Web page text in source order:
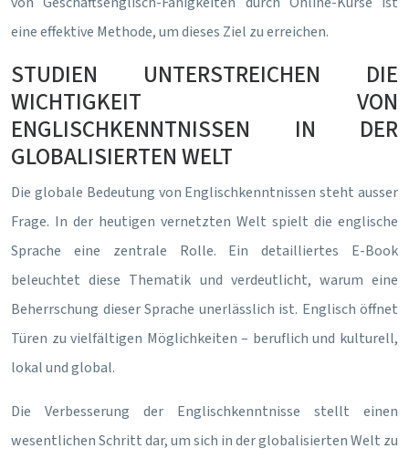
eine effektive Methode, um dieses Ziel zu erreichen.
STUDIEN UNTERSTREICHEN DIE
WICHTIGKEIT VON
ENGLISCHKENNTNISSEN IN DER
GLOBALISIERTEN WELT
Die globale Bedeutung von Englischkenntnissen steht ausser
Frage. In der heutigen vernetzten Welt spielt die englische
Sprache eine zentrale Rolle. Ein detailliertes E-Book
beleuchtet diese Thematik und verdeutlicht, warum eine
Beherrschung dieser Sprache unerlässlich ist. Englisch öffnet
Türen zu vielfältigen Möglichkeiten – beruflich und kulturell,
lokal und global.
Die Verbesserung der Englischkenntnisse stellt einen
wesentlichen Schritt dar, um sich in der globalisierten Welt zu